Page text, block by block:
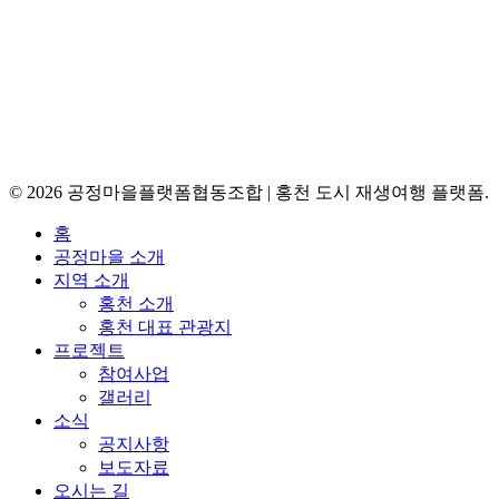
© 2026 공정마을플랫폼협동조합 | 홍천 도시 재생여행 플랫폼.
Close
Menu
홈
공정마을 소개
지역 소개
홍천 소개
홍천 대표 관광지
프로젝트
참여사업
갤러리
소식
공지사항
보도자료
오시는 길